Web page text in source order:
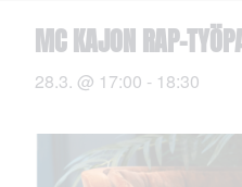
MC KAJON RAP-
28.3. @ 17:00 - 18:30